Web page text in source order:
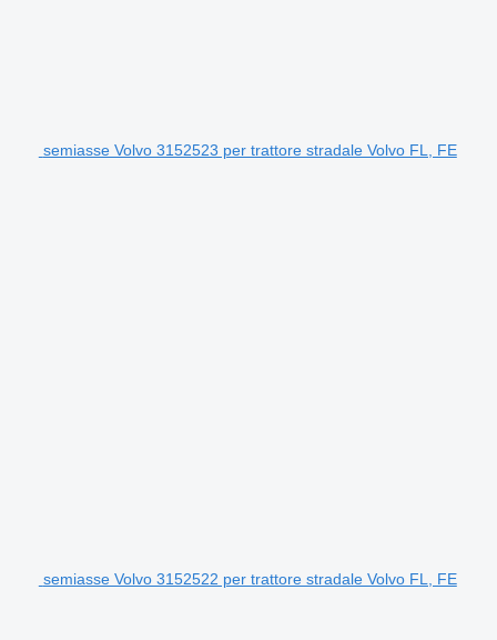
semiasse Volvo 3152523 per trattore stradale Volvo FL, FE
semiasse Volvo 3152522 per trattore stradale Volvo FL, FE